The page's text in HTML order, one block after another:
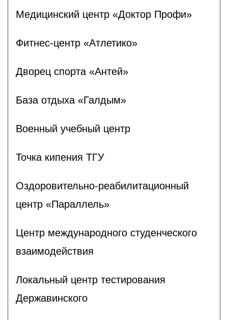
Медицинский центр «Доктор Профи»
Фитнес-центр «Атлетико»
Дворец спорта «Антей»
База отдыха «Галдым»
Военный учебный центр
Точка кипения ТГУ
Оздоровительно-реабилитационный
центр «Параллель»
Центр международного студенческого
взаимодействия
Локальный центр тестирования
Державинского